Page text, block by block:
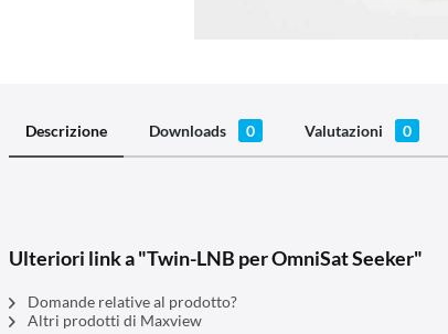
Descrizione Downloads 0 Valutazioni 0
Ulteriori link a "Twin-LNB per OmniSat Seeker"
Domande relative al prodotto?
Altri prodotti di Maxview